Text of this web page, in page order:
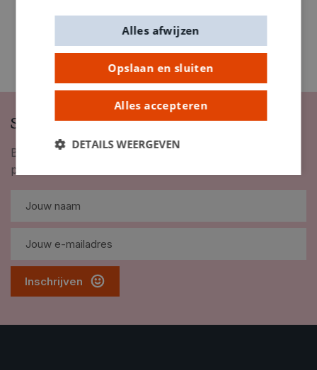
Schrijf je in op onze nieuwsbrief
Blijf op de hoogte van nieuwigheden, inspiratie,
promoties en meer!
Inschrijven
Opslaan en sluiten
Alles accepteren
Alles afwijzen
DETAILS WEERGEVEN